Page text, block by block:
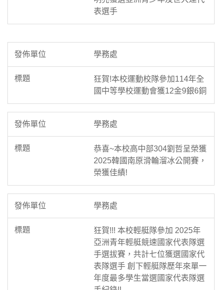
表選手
學務處
狂賀!本校運動校隊參加114年全
國中等學校運動會獲12金9銀6銅
學務處
恭喜~本校高中部304劉哲呈榮獲
2025韓國南原滑輪溜冰公開賽，
榮獲佳績!
學務處
狂賀!!! 本校輕艇隊參加 2025年
亞洲青年輕艇競速國家代表隊選
手選拔賽，共計七位獲選國家代
表隊選手 創下輕艇隊歷年來單一
年度最多學生當選國家代表隊選